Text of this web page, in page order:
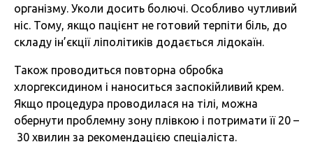
організму. Уколи досить болючі. Особливо чутливий
ніс. Тому, якщо пацієнт не готовий терпіти біль, до
складу ін’єкції ліполітиків додається лідокаїн.
Також проводиться повторна обробка
хлоргексидином і наноситься заспокійливий крем.
Якщо процедура проводилася на тілі, можна
обернути проблемну зону плівкою і потримати її 20 –
30 хвилин за рекомендацією спеціаліста.